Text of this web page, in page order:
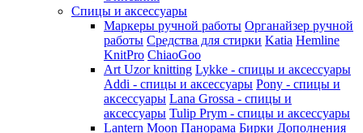
Спицы и аксессуары
Маркеры ручной работы Органайзер ручной
работы Средства для стирки Katia Hemline
KnitPro ChiaoGoo
Art Uzor knitting Lykke - спицы и аксессуары
Addi - спицы и аксессуары Pony - спицы и
аксессуары Lana Grossa - спицы и
аксессуары Tulip Prym - спицы и аксессуары
Lantern Moon Панорама Бирки Дополнения